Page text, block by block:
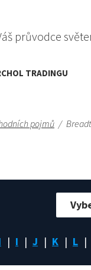
průvodce
TRADINGU
pojmů /
I J K L